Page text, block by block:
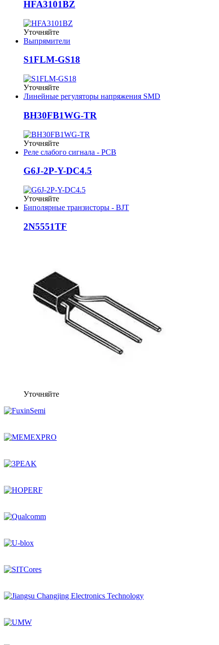
HFA3101BZ
Уточняйте
Выпрямители
S1FLM-GS18
Уточняйте
Линейные регуляторы напряжения SMD
BH30FB1WG-TR
Уточняйте
Реле слабого сигнала - PCB
G6J-2P-Y-DC4.5
Уточняйте
Биполярные транзисторы - BJT
2N5551TF
Уточняйте